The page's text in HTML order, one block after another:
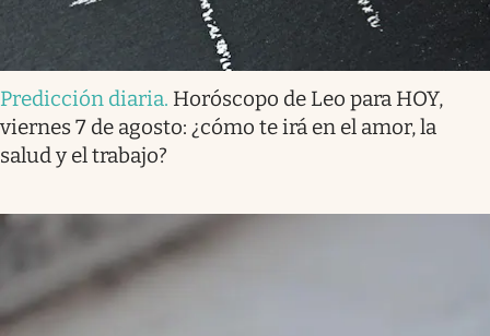
Predicción diaria. Horóscopo de Leo para HOY,
viernes 7 de agosto: ¿cómo te irá en el amor, la
salud y el trabajo?